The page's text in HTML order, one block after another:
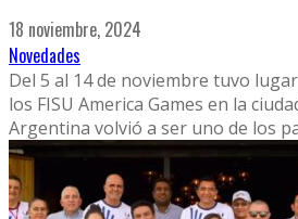
18 noviembre, 2024
Novedades
Del 5 al 14 de noviembre tuvo
los FISU America Games en la
Argentina volvió a ser uno de los